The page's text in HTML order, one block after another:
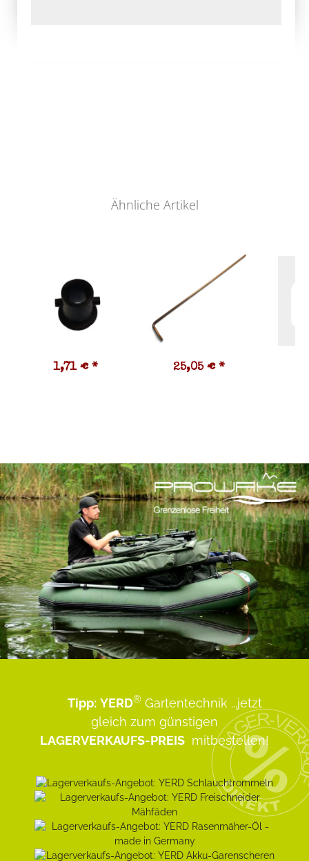
Ähnliche Artikel
1,71 € * 25,05 € *
Tipp: YERD® Gartentechnik ...jetzt
gleich zum günstigen
LAGERVERKAUFS-PREIS mitbestellen!